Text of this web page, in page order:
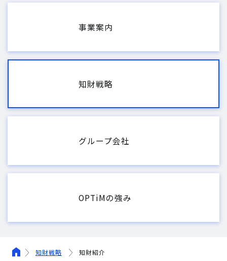
事業案内
知財戦略
グループ会社
OPTiMの強み
知財戦略 知財紹介